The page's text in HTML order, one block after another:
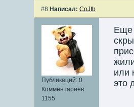
#8 Написал: CoJIb
Публикаций: 0
Комментариев:
1155
Еще
или
это